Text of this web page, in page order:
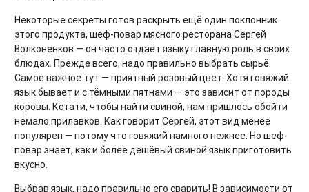
Некоторые секреты готов раскрыть ещё один поклонник
этого продукта, шеф-повар мясного ресторана Сергей
Волконенков — он часто отдаёт языку главную роль в своих
блюдах. Прежде всего, надо правильно выбрать сырьё.
Самое важное тут — приятный розовый цвет. Хотя говяжий
язык бывает и с тёмными пятнами — это зависит от породы
коровы. Кстати, чтобы найти свиной, нам пришлось обойти
немало прилавков. Как говорит Сергей, этот вид менее
популярен — потому что говяжий намного нежнее. Но шеф-
повар знает, как и более дешёвый свиной язык приготовить
вкусно.
Выбрав язык, надо правильно его сварить! В зависимости от